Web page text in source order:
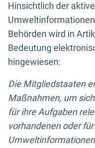
Hinsichtlich der
Behörden wird in
Bedeutung
hingewiesen:
Die Mitgliedstaaten
Maßnahmen, um
für ihre Aufgaben
vorhandenen oder